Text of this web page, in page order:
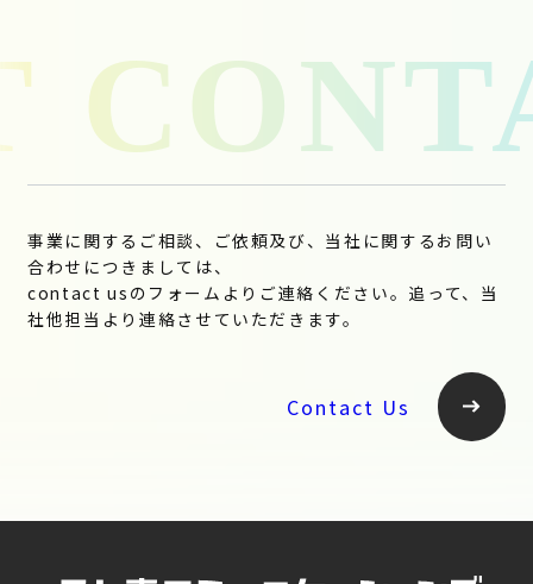
事業に関するご相談、ご依頼及び、当社に関するお問い
合わせにつきましては、
contact usのフォームよりご連絡ください。追って、当
社他担当より連絡させていただきます。
Contact Us